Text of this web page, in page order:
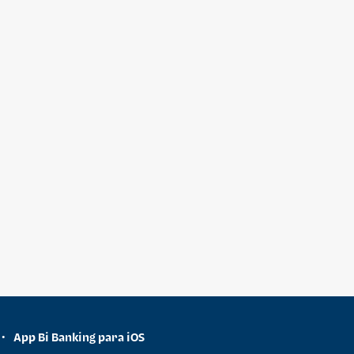
• App Bi Banking para iOS